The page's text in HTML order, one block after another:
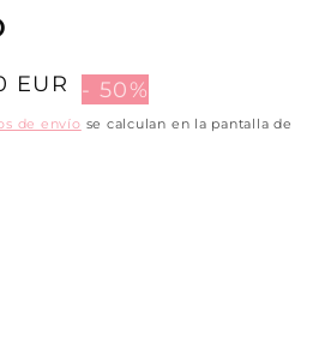
EUR - 50%
de envío se calculan en la pantalla de